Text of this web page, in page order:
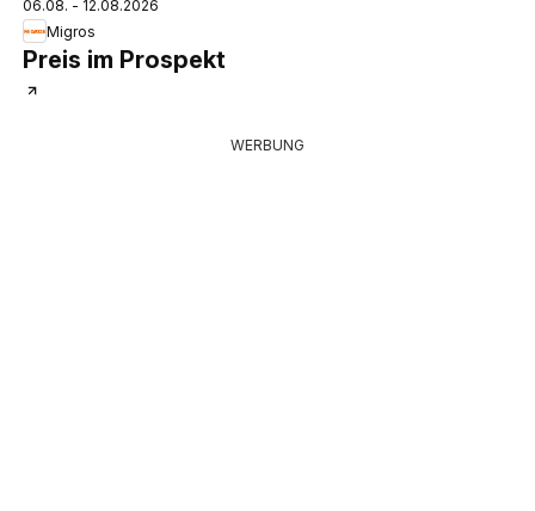
06.08. - 12.08.2026
Migros
Preis im Prospekt
WERBUNG